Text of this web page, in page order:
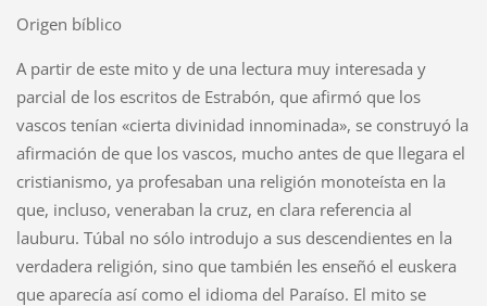
Origen bíblico
A partir de este mito y de una lectura muy interesada y
parcial de los escritos de Estrabón, que afirmó que los
vascos tenían «cierta divinidad innominada», se construyó la
afirmación de que los vascos, mucho antes de que llegara el
cristianismo, ya profesaban una religión monoteísta en la
que, incluso, veneraban la cruz, en clara referencia al
lauburu. Túbal no sólo introdujo a sus descendientes en la
verdadera religión, sino que también les enseñó el euskera
que aparecía así como el idioma del Paraíso. El mito se